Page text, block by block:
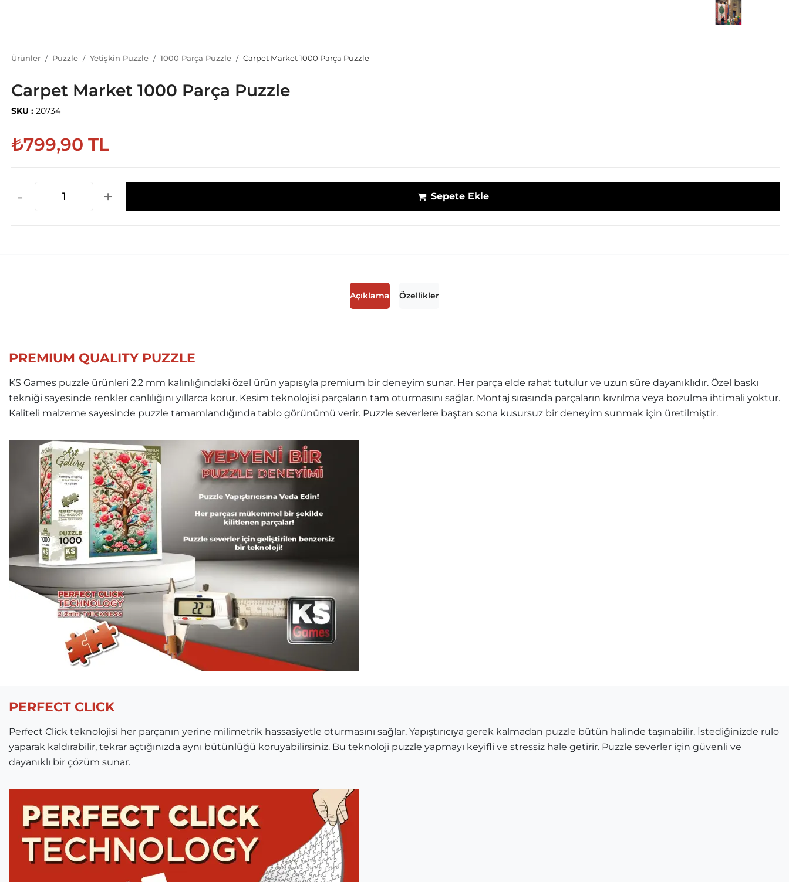
Ürünler Puzzle Yetişkin Puzzle 1000 Parça Puzzle Carpet Market 1000 Parça Puzzle
Carpet Market 1000 Parça Puzzle
SKU : 20734
₺799,90 TL
- + Sepete Ekle
Açıklama Özellikler
PREMIUM QUALITY PUZZLE
KS Games puzzle ürünleri 2,2 mm kalınlığındaki özel ürün yapısıyla premium bir deneyim sunar. Her parça elde rahat tutulur ve uzun süre dayanıklıdır. Özel baskı
tekniği sayesinde renkler canlılığını yıllarca korur. Kesim teknolojisi parçaların tam oturmasını sağlar. Montaj sırasında parçaların kıvrılma veya bozulma ihtimali yoktur.
Kaliteli malzeme sayesinde puzzle tamamlandığında tablo görünümü verir. Puzzle severlere baştan sona kusursuz bir deneyim sunmak için üretilmiştir.
PERFECT CLICK
Perfect Click teknolojisi her parçanın yerine milimetrik hassasiyetle oturmasını sağlar. Yapıştırıcıya gerek kalmadan puzzle bütün halinde taşınabilir. İstediğinizde rulo
yaparak kaldırabilir, tekrar açtığınızda aynı bütünlüğü koruyabilirsiniz. Bu teknoloji puzzle yapmayı keyifli ve stressiz hale getirir. Puzzle severler için güvenli ve
dayanıklı bir çözüm sunar.